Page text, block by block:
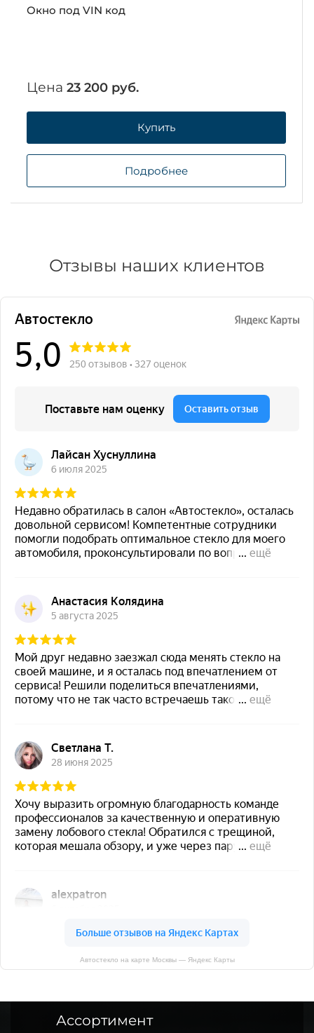
Окно под VIN код
Цена 23 200 руб.
Купить
Подробнее
Отзывы наших клиентов
Автостекло на карте Москвы — Яндекс Карты
Ассортимент